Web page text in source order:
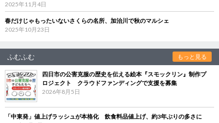
2025年11月4日
春だけじゃもったいないさくらの名所、加治川で秋のマルシェ
2025年10月23日
ふむふむ もっと見る
四日市の公害克服の歴史を伝える絵本『スモックリン』制作プ
ロジェクト クラウドファンディングで支援を募集
2026年8月5日
「中東発」値上げラッシュが本格化 飲食料品値上げ、約3年ぶりの多さに